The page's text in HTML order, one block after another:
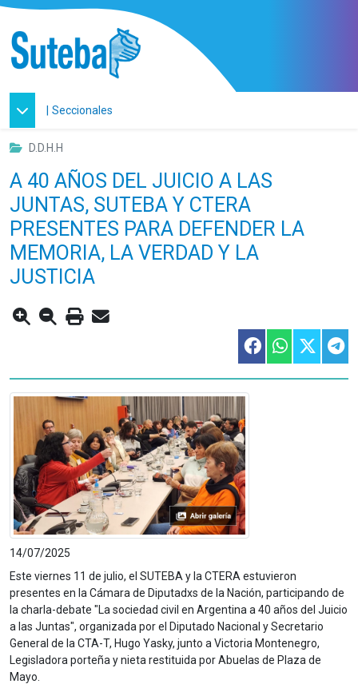
| Seccionales
D.D.H.H
A 40 AÑOS DEL JUICIO A LAS
JUNTAS, SUTEBA Y CTERA
PRESENTES PARA DEFENDER LA
MEMORIA, LA VERDAD Y LA
JUSTICIA
14/07/2025
Este viernes 11 de julio, el SUTEBA y la CTERA estuvieron
presentes en la Cámara de Diputadxs de la Nación, participando de
la charla-debate "La sociedad civil en Argentina a 40 años del Juicio
a las Juntas", organizada por el Diputado Nacional y Secretario
General de la CTA-T, Hugo Yasky, junto a Victoria Montenegro,
Legisladora porteña y nieta restituida por Abuelas de Plaza de
Mayo.